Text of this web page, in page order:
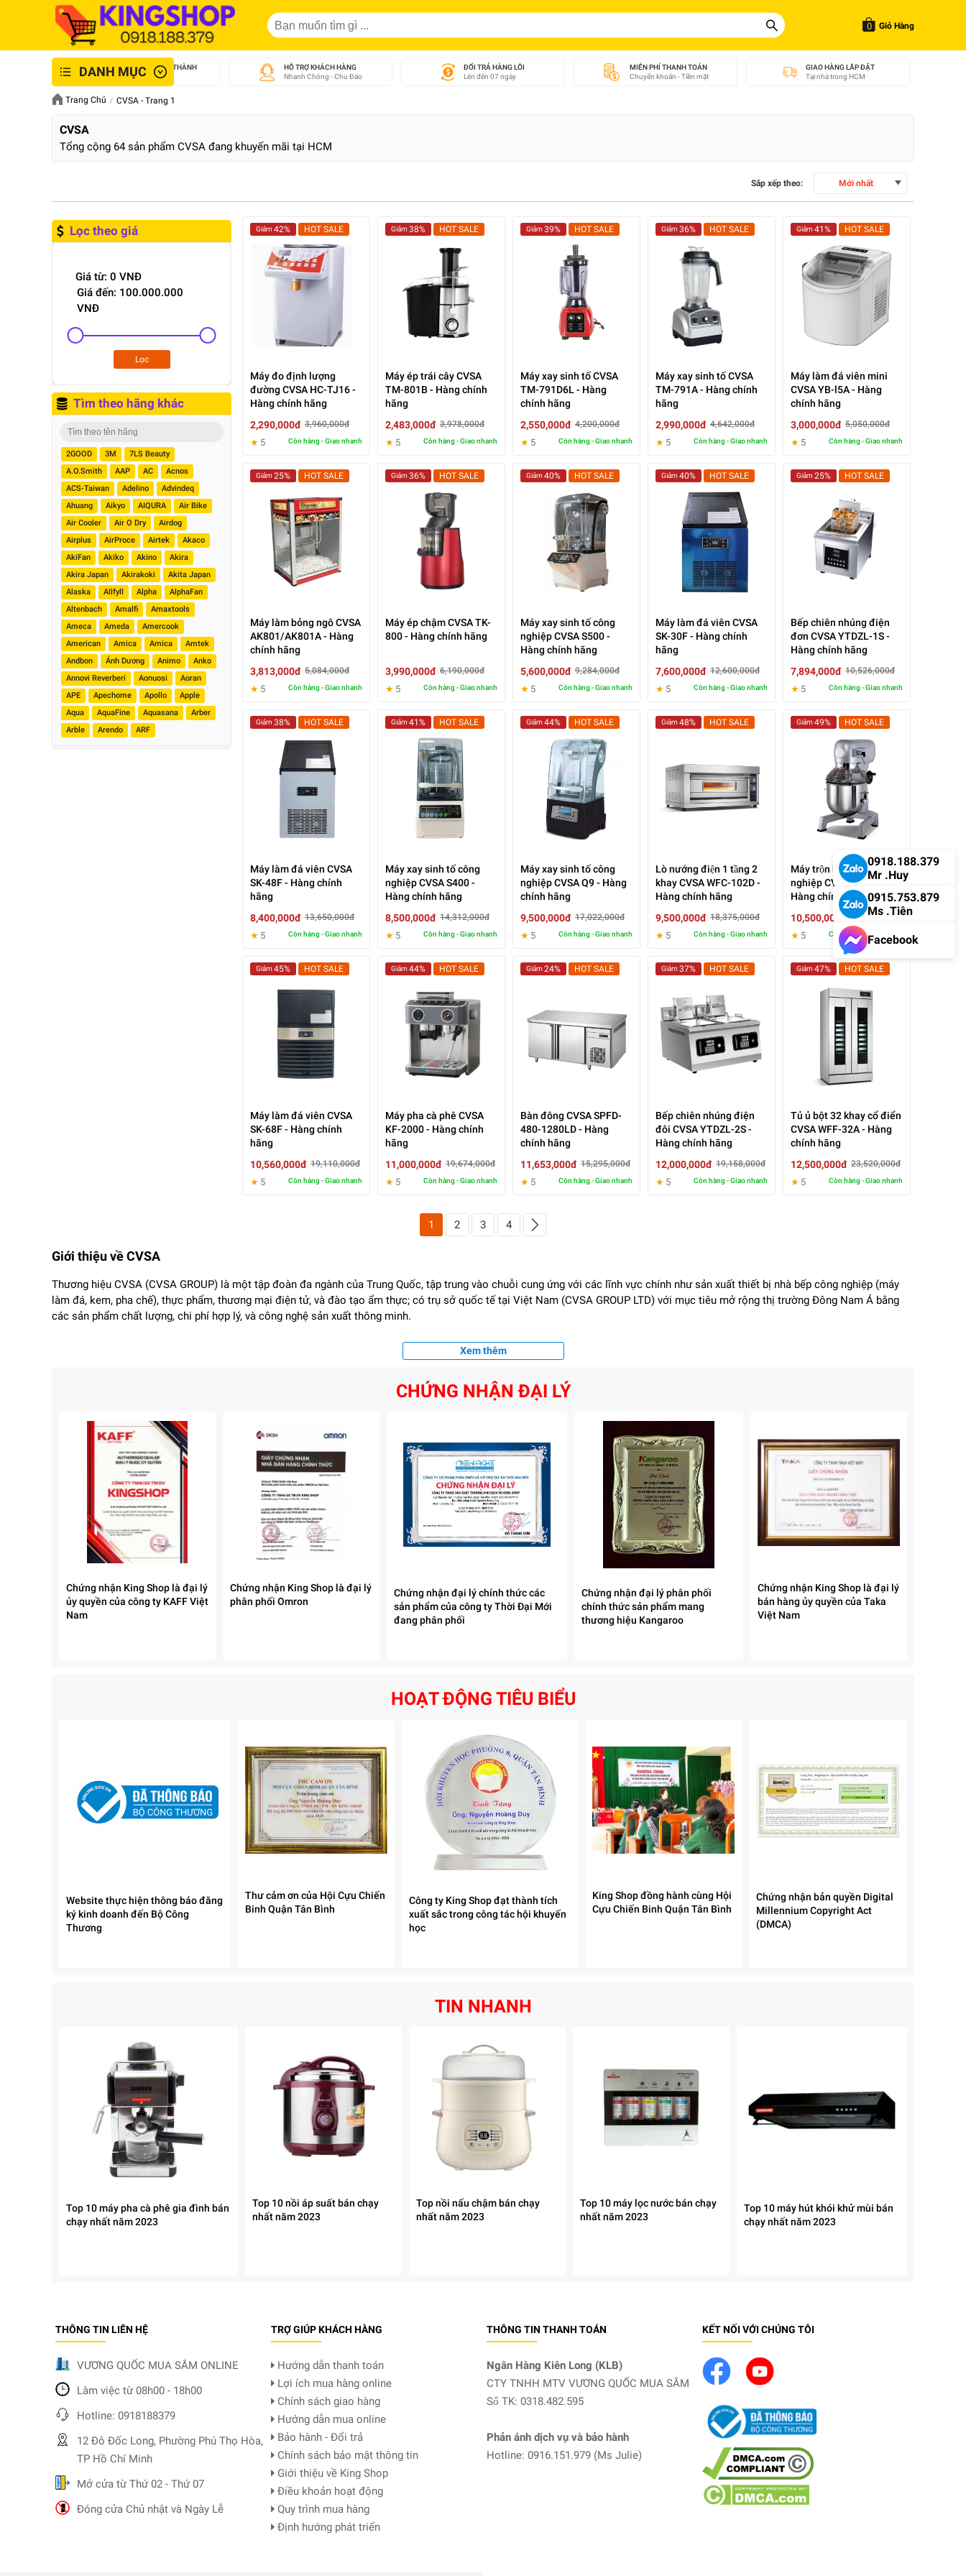
0 Giỏ Hàng
DANH MỤCGIAO NHANH NỘI THÀNH
An Toàn - Tận Tâm
HỖ TRỢ KHÁCH HÀNG
Nhanh Chóng - Chu Đáo
ĐỔI TRẢ HÀNG LỖI
Lên đến 07 ngày
MIỄN PHÍ THANH TOÁN
Chuyển khoản - Tiền mặt
GIAO HÀNG LẮP ĐẶT
Tại nhà trong HCM
Trang Chủ CVSA - Trang 1
CVSA
Tổng cộng 64 sản phẩm CVSA đang khuyến mãi tại HCM
Sắp xếp theo: Mới nhất
Lọc theo giá
Giá từ: 0 VNĐ
Giá đến: 100.000.000
VNĐ
Lọc
Tìm theo hãng khác
2GOOD 3M
7LS Beauty
A.O.Smith
AAP AC
Acnos
ACS-Taiwan
Adelino
Advindeq
Ahuang
Aikyo AIQURA
Air Bike
Air Cooler
Air O Dry
Airdog
Airplus
AirProce Airtek
Akaco
AkiFan
Akiko Akino
Akira
Akira Japan
Akirakoki
Akita Japan
Alaska
Allfyll Alpha
AlphaFan
Altenbach
Amalfi
Amaxtools
Ameca
Ameda
Amercook
American
Amica Amica
Amtek
Andbon
Ánh Dương Animo
Anko
Annovi Reverberi
Aonuosi
Aoran
APE
Apechome Apollo
Apple
Aqua
AquaFine Aquasana
Arber
Arble
Arendo ARF
Giảm 42% HOT SALE
Máy đo định lượng
đường CVSA HC-TJ16 -
Hàng chính hãng
2,290,000đ 3,960,000đ
★ 5 Còn hàng - Giao nhanh
Giảm 38% HOT SALE
Máy ép trái cây CVSA
TM-801B - Hàng chính
hãng
2,483,000đ 3,978,000đ
★ 5 Còn hàng - Giao nhanh
Giảm 39% HOT SALE
Máy xay sinh tố CVSA
TM-791D6L - Hàng
chính hãng
2,550,000đ 4,200,000đ
★ 5 Còn hàng - Giao nhanh
Giảm 36% HOT SALE
Máy xay sinh tố CVSA
TM-791A - Hàng chính
hãng
2,990,000đ 4,642,000đ
★ 5 Còn hàng - Giao nhanh
Giảm 41% HOT SALE
Máy làm đá viên mini
CVSA YB-l5A - Hàng
chính hãng
3,000,000đ 5,050,000đ
★ 5 Còn hàng - Giao nhanh
Giảm 25% HOT SALE
Máy làm bỏng ngô CVSA
AK801/AK801A - Hàng
chính hãng
3,813,000đ 5,084,000đ
★ 5 Còn hàng - Giao nhanh
Giảm 36% HOT SALE
Máy ép chậm CVSA TK-
800 - Hàng chính hãng
3,990,000đ 6,190,000đ
★ 5 Còn hàng - Giao nhanh
Giảm 40% HOT SALE
Máy xay sinh tố công
nghiệp CVSA S500 -
Hàng chính hãng
5,600,000đ 9,284,000đ
★ 5 Còn hàng - Giao nhanh
Giảm 40% HOT SALE
Máy làm đá viên CVSA
SK-30F - Hàng chính
hãng
7,600,000đ 12,600,000đ
★ 5 Còn hàng - Giao nhanh
Giảm 25% HOT SALE
Bếp chiên nhúng điện
đơn CVSA YTDZL-1S -
Hàng chính hãng
7,894,000đ 10,526,000đ
★ 5 Còn hàng - Giao nhanh
Giảm 38% HOT SALE
Máy làm đá viên CVSA
SK-48F - Hàng chính
hãng
8,400,000đ 13,650,000đ
★ 5 Còn hàng - Giao nhanh
Giảm 41% HOT SALE
Máy xay sinh tố công
nghiệp CVSA S400 -
Hàng chính hãng
8,500,000đ 14,312,000đ
★ 5 Còn hàng - Giao nhanh
Giảm 44% HOT SALE
Máy xay sinh tố công
nghiệp CVSA Q9 - Hàng
chính hãng
9,500,000đ 17,022,000đ
★ 5 Còn hàng - Giao nhanh
Giảm 48% HOT SALE
Lò nướng điện 1 tầng 2
khay CVSA WFC-102D -
Hàng chính hãng
9,500,000đ 18,375,000đ
★ 5 Còn hàng - Giao nhanh
Giảm 49% HOT SALE
Máy trộn bột công
nghiệp CVSA B20M -
Hàng chính hãng
10,500,000đ 20,580,000đ
★ 5 Còn hàng - Giao nhanh
Giảm 45% HOT SALE
Máy làm đá viên CVSA
SK-68F - Hàng chính
hãng
10,560,000đ 19,110,000đ
★ 5 Còn hàng - Giao nhanh
Giảm 44% HOT SALE
Máy pha cà phê CVSA
KF-2000 - Hàng chính
hãng
11,000,000đ 19,674,000đ
★ 5 Còn hàng - Giao nhanh
Giảm 24% HOT SALE
Bàn đông CVSA SPFD-
480-1280LD - Hàng
chính hãng
11,653,000đ 15,295,000đ
★ 5 Còn hàng - Giao nhanh
Giảm 37% HOT SALE
Bếp chiên nhúng điện
đôi CVSA YTDZL-2S -
Hàng chính hãng
12,000,000đ 19,158,000đ
★ 5 Còn hàng - Giao nhanh
Giảm 47% HOT SALE
Tủ ủ bột 32 khay cổ điển
CVSA WFF-32A - Hàng
chính hãng
12,500,000đ 23,520,000đ
★ 5 Còn hàng - Giao nhanh
1 2 3 4
Giới thiệu về CVSA
Thương hiệu CVSA (CVSA GROUP) là một tập đoàn đa ngành của Trung Quốc, tập trung vào chuỗi cung ứng với các lĩnh vực chính như sản xuất thiết bị nhà bếp công nghiệp (máy
làm đá, kem, pha chế), thực phẩm, thương mại điện tử, và đào tạo ẩm thực; có trụ sở quốc tế tại Việt Nam (CVSA GROUP LTD) với mục tiêu mở rộng thị trường Đông Nam Á bằng
các sản phẩm chất lượng, chi phí hợp lý, và công nghệ sản xuất thông minh.
Xem thêm
CHỨNG NHẬN ĐẠI LÝ
Chứng nhận King Shop là đại lý
ủy quyền của công ty KAFF Việt
Nam
Chứng nhận King Shop là đại lý
phân phối Omron
Chứng nhận đại lý chính thức các
sản phẩm của công ty Thời Đại Mới
đang phân phối
Chứng nhận đại lý phân phối
chính thức sản phẩm mang
thương hiệu Kangaroo
Chứng nhận King Shop là đại lý
bán hàng ủy quyền của Taka
Việt Nam
HOẠT ĐỘNG TIÊU BIỂU
Website thực hiện thông báo đăng
ký kinh doanh đến Bộ Công
Thương
Thư cảm ơn của Hội Cựu Chiến
Binh Quận Tân Bình
Công ty King Shop đạt thành tích
xuất sắc trong công tác hội khuyến
học
King Shop đồng hành cùng Hội
Cựu Chiến Binh Quận Tân Bình
Chứng nhận bản quyền Digital
Millennium Copyright Act
(DMCA)
TIN NHANH
Top 10 máy pha cà phê gia đình bán
chạy nhất năm 2023
Top 10 nồi áp suất bán chạy
nhất năm 2023
Top nồi nấu chậm bán chạy
nhất năm 2023
Top 10 máy lọc nước bán chạy
nhất năm 2023
Top 10 máy hút khói khử mùi bán
chạy nhất năm 2023
THÔNG TIN LIÊN HỆ
VƯƠNG QUỐC MUA SẮM ONLINE
Làm việc từ 08h00 - 18h00
Hotline: 0918188379
12 Đô Đốc Long, Phường Phú Thọ Hòa,
TP Hồ Chí Minh
Mở cửa từ Thứ 02 - Thứ 07
Đóng cửa Chủ nhật và Ngày Lễ
TRỢ GIÚP KHÁCH HÀNG
Hướng dẫn thanh toán
Lợi ích mua hàng online
Chính sách giao hàng
Hướng dẫn mua online
Bảo hành - Đổi trả
Chính sách bảo mật thông tin
Giới thiệu về King Shop
Điều khoản hoạt động
Quy trình mua hàng
Định hướng phát triển
THÔNG TIN THANH TOÁN
Ngân Hàng Kiên Long (KLB)
CTY TNHH MTV VƯƠNG QUỐC MUA SẮM
Số TK: 0318.482.595
Phản ánh dịch vụ và bảo hành
Hotline: 0916.151.979 (Ms Julie)
KẾT NỐI VỚI CHÚNG TÔI
0918.188.379
Mr .Huy
0915.753.879
Ms .Tiên
Facebook